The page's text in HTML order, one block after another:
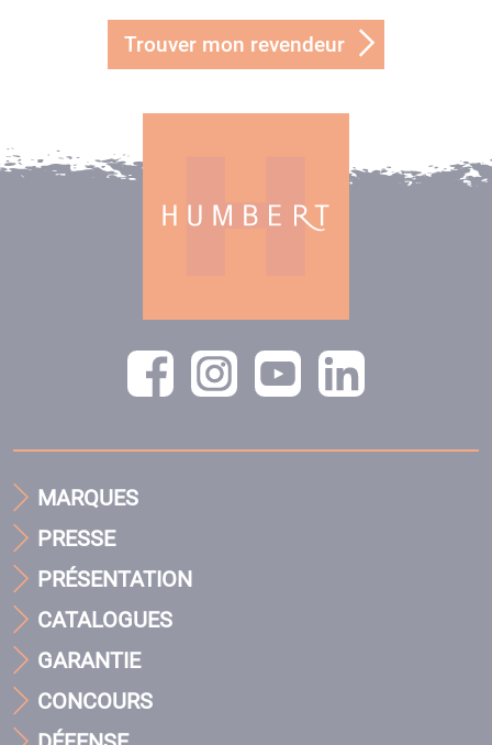
Trouver mon revendeur
MARQUES
PRESSE
PRÉSENTATION
CATALOGUES
GARANTIE
CONCOURS